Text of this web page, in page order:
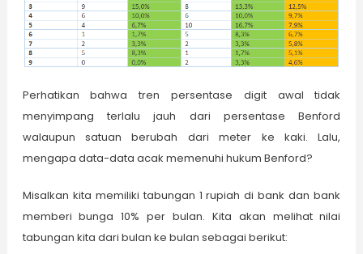
Perhatikan bahwa tren persentase digit awal tidak
menyimpang terlalu jauh dari persentase Benford
walaupun satuan berubah dari meter ke kaki. Lalu,
mengapa data-data acak memenuhi hukum Benford?
Misalkan kita memiliki tabungan 1 rupiah di bank dan bank
memberi bunga 10% per bulan. Kita akan melihat nilai
tabungan kita dari bulan ke bulan sebagai berikut: